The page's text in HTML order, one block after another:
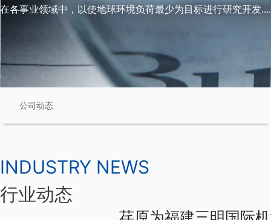
在各事业领域中，以使地球环境负荷最少为目标进行研究开发
公司动态
INDUSTRY NEWS
行业动态